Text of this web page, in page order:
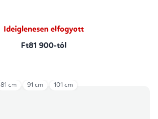
Ideiglenesen elfogyott
Ft81 900-tól
81 cm 91 cm 101 cm